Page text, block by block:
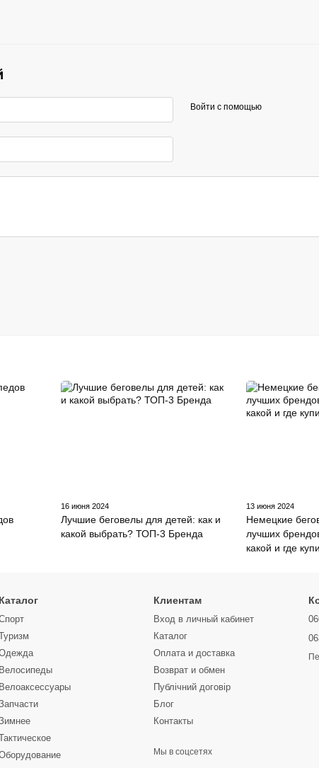
Войти с помощью
16 июня 2024
Лучшие беговелы для детей: как и
какой выбрать? ТОП-3 Бренда
13 июня 2024
Немецкие
лучших
какой и где
Каталог
Велосипеды
Велоаксессуары
Клиентам
Вход в личный кабинет
Каталог
Оплата и доставка
Возврат и обмен
Публічний договір
Блог
Контакты
Мы в соцсетях